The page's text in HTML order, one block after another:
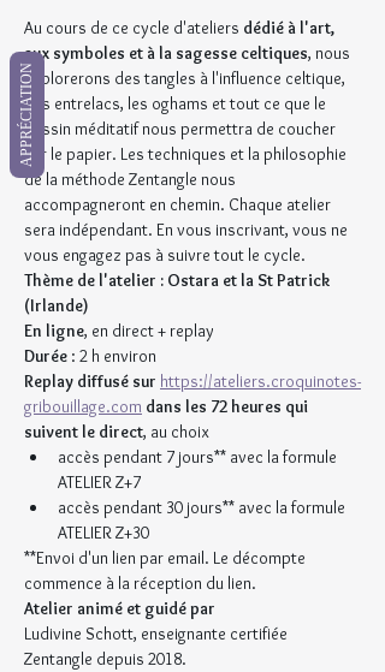
Au cours de ce cycle d'ateliers dédié à l'art,
aux symboles et à la sagesse celtiques, nous
explorerons des tangles à l'influence celtique,
des entrelacs, les oghams et tout ce que le
dessin méditatif nous permettra de coucher
sur le papier. Les techniques et la philosophie
de la méthode Zentangle nous
accompagneront en chemin. Chaque atelier
sera indépendant. En vous inscrivant, vous ne
vous engagez pas à suivre tout le cycle.
Thème de l'atelier : Ostara et la St Patrick
(Irlande)
En ligne, en direct + replay
Durée : 2 h environ
Replay diffusé sur https://ateliers.croquinotes-
gribouillage.com dans les 72 heures qui
suivent le direct, au choix
accès pendant 7 jours** avec la formule
ATELIER Z+7
accès pendant 30 jours** avec la formule
ATELIER Z+30
**Envoi d'un lien par email. Le décompte
commence à la réception du lien.
Atelier animé et guidé par
Ludivine Schott, enseignante certifiée
Zentangle depuis 2018.
APPRÉCIATION